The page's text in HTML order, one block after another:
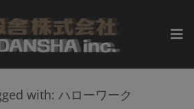
with: ハローワーク